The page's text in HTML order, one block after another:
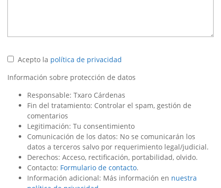
Acepto la política de privacidad
Información sobre protección de datos
Responsable: Txaro Cárdenas
Fin del tratamiento: Controlar el spam, gestión de
comentarios
Legitimación: Tu consentimiento
Comunicación de los datos: No se comunicarán los
datos a terceros salvo por requerimiento legal/judicial.
Derechos: Acceso, rectificación, portabilidad, olvido.
Contacto: Formulario de contacto.
Información adicional: Más información en nuestra